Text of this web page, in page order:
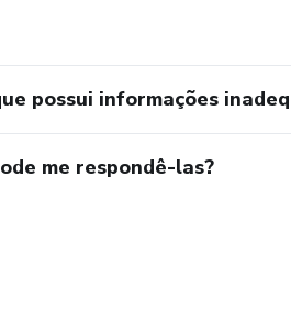
possui informações
me respondê-las?